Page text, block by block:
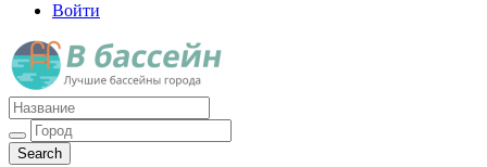
Войти
Лучшие бассейны города